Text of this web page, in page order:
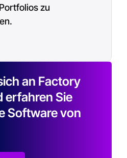
zu
an Factory
erfahren Sie
Software von